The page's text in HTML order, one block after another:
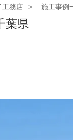
工務店 施工事例
葉県